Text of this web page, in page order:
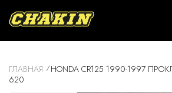
ГЛАВНАЯ
HONDA CR125 1990-1997
620